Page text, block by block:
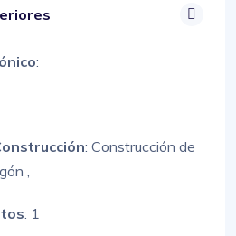
:
: Construcción de
,
: 1